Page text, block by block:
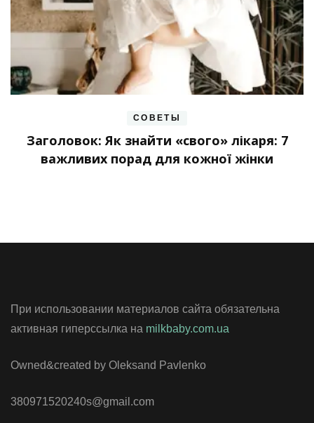
СОВЕТЫ
Заголовок: Як знайти «свого» лікаря: 7
важливих порад для кожної жінки
При использовании материалов сайта обязательна
активная гиперссылка на milkbaby.com.ua
Owned&created by Oleksand Pavlenko
380971520240s@gmail.com